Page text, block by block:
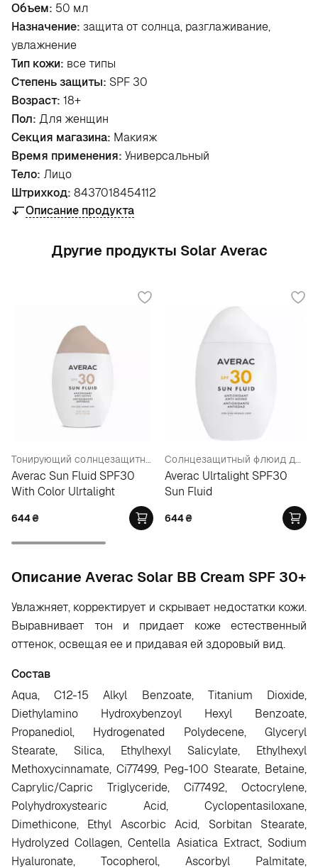
Объем: 50 мл
Назначение: защита от солнца, разглаживание,
увлажнение
Тип кожи: все типы
Степень защиты: SPF 30
Возраст: 18+
Пол: Для женщин
Секция магазина: Макияж
Время применения: Универсальный
Тело: Лицо
Штрихкод: 8437018454112
Описание продукта
Другие продукты Solar Averac
Тонирующий солнцезащитный флюид для лица SPF30 с цветным ультрафиолетовым светом
Averac Sun Fluid SPF30
With Color Ulrtalight
644₴
Солнцезащитный флюид для лица SPF30
Averac Ulrtalight SPF30
Sun Fluid
644₴
Oписание Аverac Solar ВВ Cream SPF 30+
Увлажняет, корректирует и скрывает недостатки кожи.
Выравнивает тон и придает коже естественный
оттенок, освещая ее и придавая ей здоровый вид.
Состав
Aqua, C12-15 Alkyl Benzoate, Titanium Dioxide,
Diethylamino Hydroxybenzoyl Hexyl Benzoate,
Propanediol, Hydrogenated Polydecene, Glyceryl
Stearate, Silica, Ethylhexyl Salicylate, Ethylhexyl
Methoxycinnamate, Ci77499, Peg-100 Stearate, Betaine,
Caprylic/Capric Triglyceride, Ci77492, Octocrylene,
Polyhydroxystearic Acid, Cyclopentasiloxane,
Dimethicone, Ethyl Ascorbic Acid, Sorbitan Stearate,
Hydrolyzed Collagen, Centella Asiatica Extract, Sodium
Hyaluronate, Tocopherol, Ascorbyl Palmitate,